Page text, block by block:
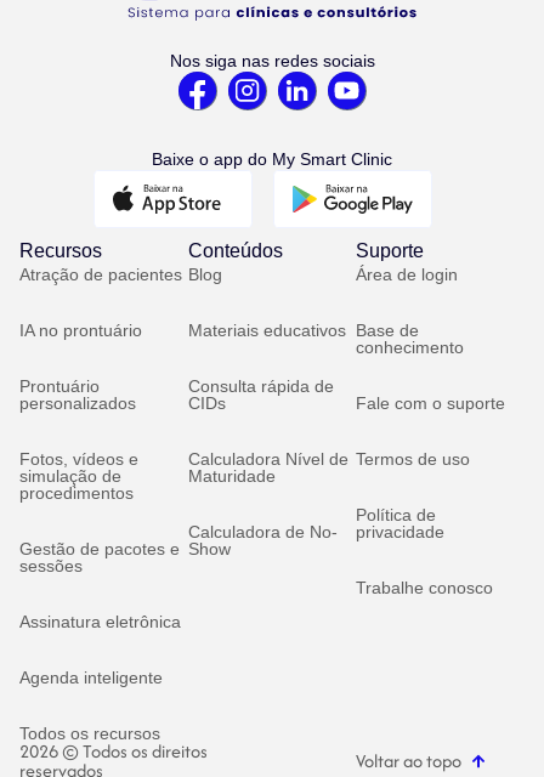
Nos siga nas redes sociais
Baixe o app do My Smart Clinic
Recursos
Atração de pacientes
IA no prontuário
Prontuário
personalizados
Fotos, vídeos e
simulação de
procedimentos
Gestão de pacotes e
sessões
Assinatura eletrônica
Agenda inteligente
Todos os recursos
Conteúdos
Blog
Materiais educativos
Consulta rápida de
CIDs
Calculadora Nível de
Maturidade
Calculadora de No-
Show
Suporte
Área de login
Base de
conhecimento
Fale com o suporte
Termos de uso
Política de
privacidade
Trabalhe conosco
2026 © Todos os direitos
reservados Voltar ao topo